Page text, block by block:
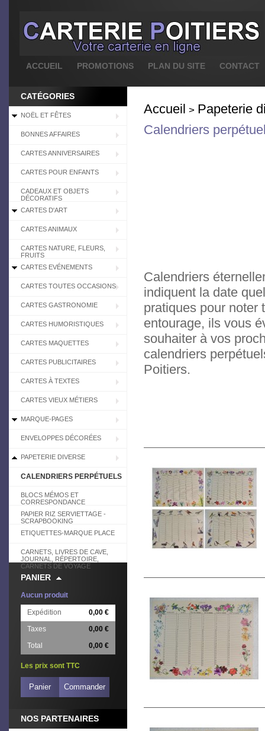
ACCUEIL PROMOTIONS PLAN DU SITE CONTACT
CATÉGORIES
NOËL ET FÊTES
BONNES AFFAIRES
CARTES ANNIVERSAIRES
CARTES POUR ENFANTS
CADEAUX ET OBJETS
DÉCORATIFS
CARTES D'ART
CARTES ANIMAUX
CARTES NATURE, FLEURS,
FRUITS
CARTES EVÉNEMENTS
CARTES TOUTES OCCASIONS
CARTES GASTRONOMIE
CARTES HUMORISTIQUES
CARTES MAQUETTES
CARTES PUBLICITAIRES
CARTES À TEXTES
CARTES VIEUX MÉTIERS
MARQUE-PAGES
ENVELOPPES DÉCORÉES
PAPETERIE DIVERSE
CALENDRIERS PERPÉTUELS
BLOCS MÉMOS ET
CORRESPONDANCE
PAPIER RIZ SERVIETTAGE -
SCRAPBOOKING
ETIQUETTES-MARQUE PLACE
CARNETS, LIVRES DE CAVE,
JOURNAL, RÉPERTOIRE,
CARNETS DE VOYAGE
PANIER
Aucun produit
Expédition
0,00 €
Taxes
0,00 €
Total
0,00 €
Les prix sont TTC
Panier Commander
NOS PARTENAIRES
Accueil > Papeterie
Calendriers
Calendriers
indiquent la date
pratiques pour noter
entourage, ils vous
souhaiter à vos
calendriers
Poitiers.